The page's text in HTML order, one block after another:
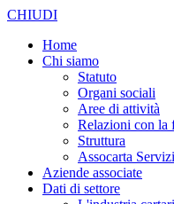
CHIUDI
Home
Chi siamo
Statuto
Organi sociali
Aree di attività
Relazioni con la
Struttura
Assocarta Servizi
Aziende associate
Dati di settore